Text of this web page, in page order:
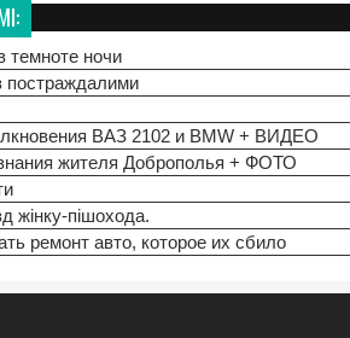
темноте ночи
постраждалими
ВАЗ 2102 и BMW + ВИДЕО
жителя Доброполья + ФОТО
жінку-пішохода.
ремонт авто, которое их сбило